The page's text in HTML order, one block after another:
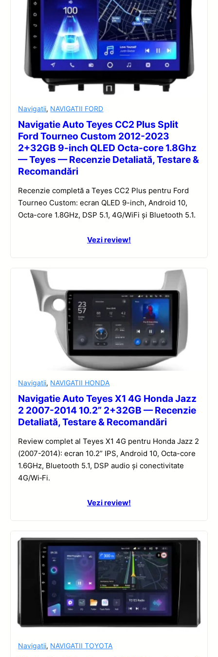
Navigatii, NAVIGATII FORD
Navigatie Auto Teyes CC2 Plus Split
Ford Tourneo Custom 2012-2023
2+32GB 9-inch QLED Octa-core 1.8Ghz
— Teyes — Recenzie Detaliată, Testare &
Recomandări
Recenzie completă a Teyes CC2 Plus pentru Ford
Tourneo Custom: ecran QLED 9-inch, Android 10,
Octa-core 1.8GHz, DSP 5.1, 4G/WiFi și Bluetooth 5.1.
Vezi review!
Navigatii, NAVIGATII HONDA
Navigatie Auto Teyes X1 4G Honda Jazz
2 2007-2014 10.2” 2+32GB — Recenzie
Detaliată, Testare & Recomandări
Review complet al Teyes X1 4G pentru Honda Jazz 2
(2007-2014): ecran 10.2” IPS, Android 10, Octa-core
1.6GHz, Bluetooth 5.1, DSP audio și conectivitate
4G/Wi‑Fi.
Vezi review!
Navigatii, NAVIGATII TOYOTA